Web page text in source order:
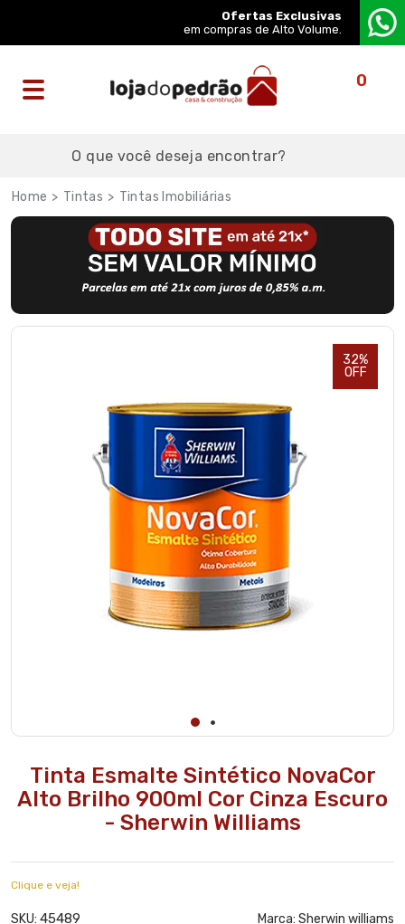
Ofertas Exclusivas
em compras de Alto Volume.
0
Tintas Tintas Imobiliárias
32%
OFF
Tinta Esmalte Sintético NovaCor
Alto Brilho 900ml Cor Cinza Escuro
- Sherwin Williams
Clique e veja!
SKU: 45489 Marca: Sherwin williams